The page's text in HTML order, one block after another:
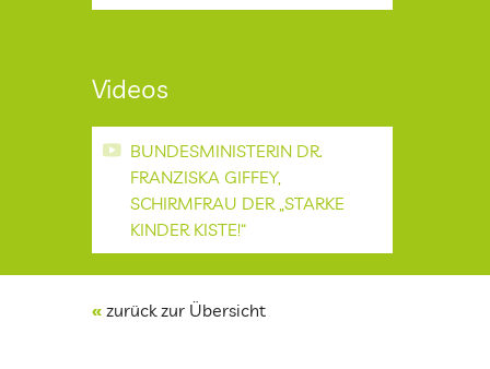
Videos
BUNDESMINISTERIN DR.
FRANZISKA GIFFEY,
SCHIRMFRAU DER „STARKE
KINDER KISTE!“
« zurück zur Übersicht